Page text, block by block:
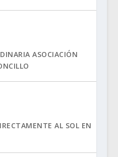
ASOCIACIÓN
AL SOL EN